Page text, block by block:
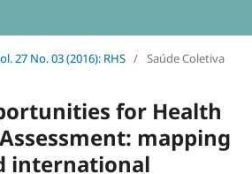
27 No. 03 (2016): RHS / Saúde Coletiva
for Health
mapping
international